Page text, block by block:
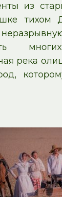
из
тихом
река